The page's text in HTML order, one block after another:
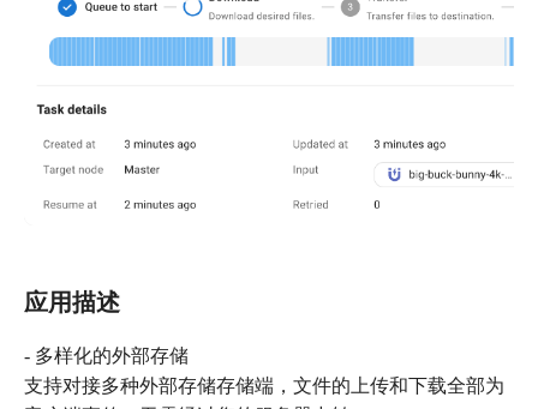
应用描述
- 多样化的外部存储
支持对接多种外部存储存储端，文件的上传和下载全部为